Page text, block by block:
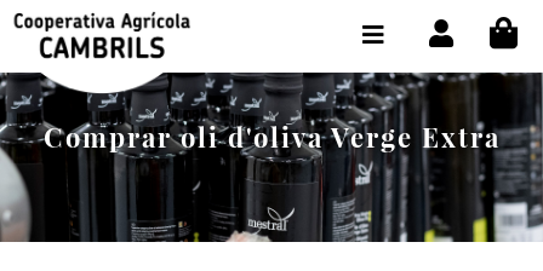
Comprar oli d'oliva Verge Extra
BOTIGA COMPRA ONLINE
LA COOPERATIVA
OLEOTOUR
PRODUCTES